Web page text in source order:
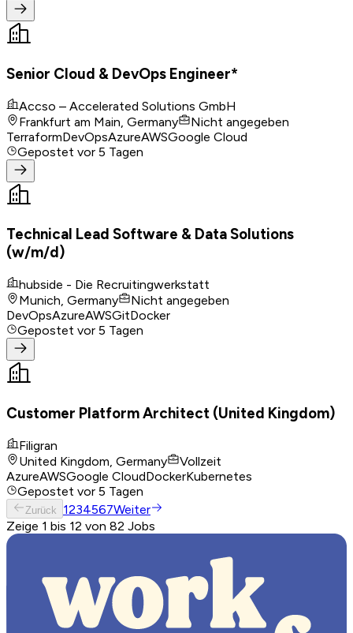
Senior Cloud & DevOps Engineer*
Accso – Accelerated Solutions GmbH
Frankfurt am Main, Germany
Nicht angegeben
TerraformDevOpsAzureAWSGoogle Cloud
Gepostet vor 5 Tagen
Technical Lead Software & Data Solutions
(w/m/d)
hubside - Die Recruitingwerkstatt
Munich, Germany
Nicht angegeben
DevOpsAzureAWSGitDocker
Gepostet vor 5 Tagen
Customer Platform Architect (United Kingdom)
Filigran
United Kingdom, Germany
Vollzeit
AzureAWSGoogle CloudDockerKubernetes
Gepostet vor 5 Tagen
Zurück 1234567Weiter
Zeige 1 bis 12 von 82 Jobs